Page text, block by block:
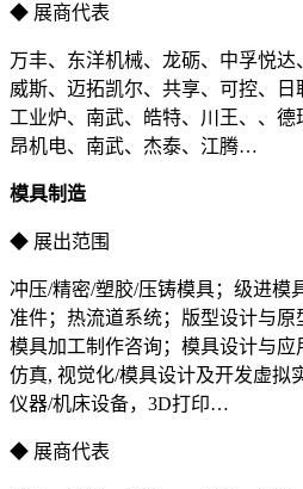
◆ 展商代表
万丰、东洋机械、龙砺、中孚悦
威斯、迈拓凯尔、共享、可控、
工业炉、南武、皓特、川王、、
昂机电、南武、杰泰、江腾…
模具制造
◆ 展出范围
冲压/精密/塑胶/压铸模具；级进模
准件；热流道系统；版型设计与原
模具加工制作咨询；模具设计与
仿真, 视觉化/模具设计及开发虚拟
仪器/机床设备，3D打印…
◆ 展商代表